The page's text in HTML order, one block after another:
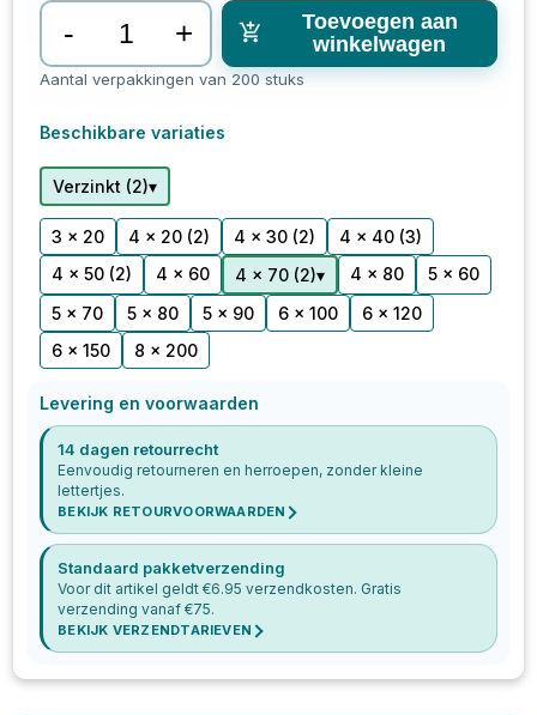
- +
Toevoegen aan
winkelwagen
Aantal verpakkingen van 200 stuks
Beschikbare variaties
Verzinkt (2)▾
3 x 20 4 x 20 (2) 4 x 30 (2) 4 x 40 (3)
4 x 50 (2) 4 x 60 4 x 70 (2)▾ 4 x 80
5 x 60
5 x 70
5 x 80 5 x 90 6 x 100
6 x 120
6 x 150
8 x 200
Levering en voorwaarden
14 dagen retourrecht
Eenvoudig retourneren en herroepen, zonder kleine
lettertjes.
BEKIJK RETOURVOORWAARDEN
Standaard pakketverzending
Voor dit artikel geldt €6.95 verzendkosten. Gratis
verzending vanaf €75.
BEKIJK VERZENDTARIEVEN